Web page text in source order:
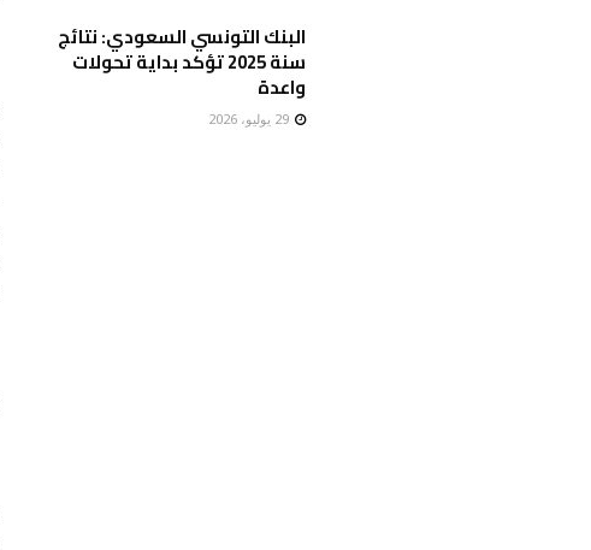
البنك التونسي السعودي: نتائج
سنة 2025 تؤكد بداية تحولات
واعدة